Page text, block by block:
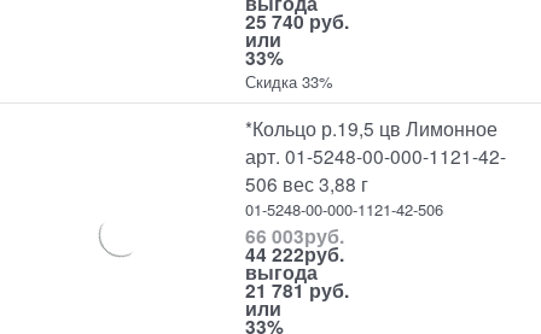
25 740 руб.
или
33%
Скидка 33%
*Кольцо р.19,5 цв Лимонное
арт. 01-5248-00-000-1121-42-
506 вес 3,88 г
01-5248-00-000-1121-42-506
66 003руб.
44 222руб.
выгода
21 781 руб.
или
33%